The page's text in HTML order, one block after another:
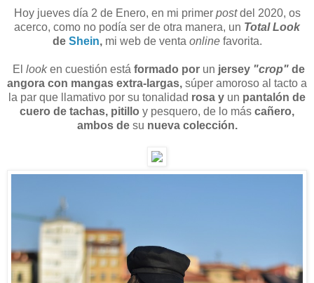
Hoy jueves día 2 de Enero, en mi primer postdel 2020, os
acerco, como no podía ser de otra manera, un Total Look
de Shein,mi web de venta onlinefavorita.
El looken cuestión está formado por un jersey"crop" de
angora con mangas extra-largas, súper amoroso al tacto a
la par que llamativo por su tonalidad rosa y un pantalón de
cuero de tachas, pitillo y pesquero, de lo más cañero,
ambos de su nueva colección.